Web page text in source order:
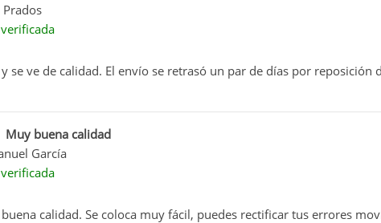
Prados
se ve de calidad. El envío se retrasó un par de días por
Muy buena calidad
García
calidad. Se coloca muy fácil, puedes rectificar tus errores